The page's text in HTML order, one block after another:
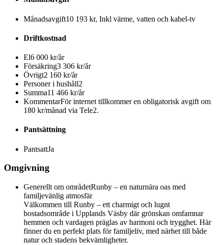
Månadsavgift10 193 kr, Inkl värme, vatten och kabel-tv
Driftkostnad
El6 000 kr/år
Försäkring3 306 kr/år
Övrigt2 160 kr/år
Personer i hushåll2
Summa11 466 kr/år
KommentarFör internet tillkommer en obligatorisk avgift om
180 kr/månad via Tele2.
Pantsättning
PantsattJa
Omgivning
Generellt om områdetRunby – en naturnära oas med
familjevänlig atmosfär
Välkommen till Runby – ett charmigt och lugnt
bostadsområde i Upplands Väsby där grönskan omfamnar
hemmen och vardagen präglas av harmoni och trygghet. Här
finner du en perfekt plats för familjeliv, med närhet till både
natur och stadens bekvämligheter.